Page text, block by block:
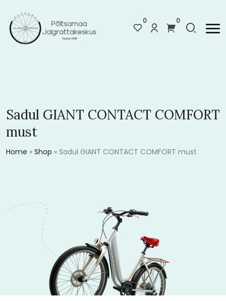
0 0
Sadul GIANT CONTACT COMFORT
must
Home » Shop » Sadul GIANT CONTACT COMFORT must